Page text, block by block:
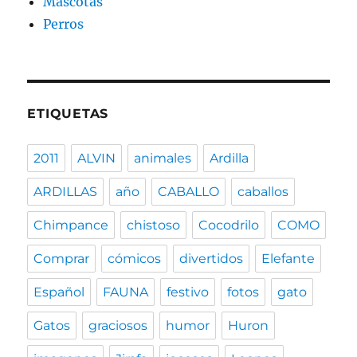
Perros
ETIQUETAS
2011 ALVIN animales Ardilla
ARDILLAS año CABALLO caballos
Chimpance chistoso Cocodrilo COMO
Comprar cómicos divertidos Elefante
Español FAUNA festivo fotos gato
Gatos graciosos humor Huron